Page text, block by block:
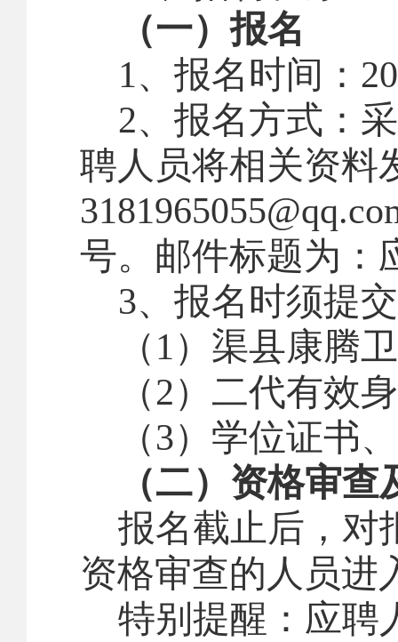
（一）报名
1、报名时间：
2、报名方式：
聘人员将相关资料
号。邮件标题为
3、报名时须提
（1）渠县康腾
（2）二代有效
（3）学位证书
（二） 资格审查
报名截止后，对
资格审查的人员进
特别提醒：应聘